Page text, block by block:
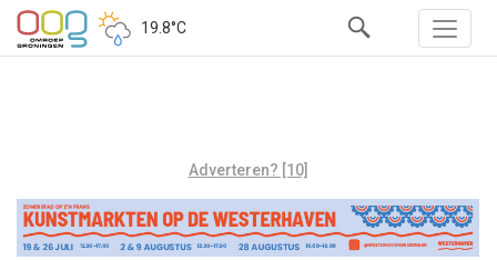
19.8°C
Adverteren? [10]